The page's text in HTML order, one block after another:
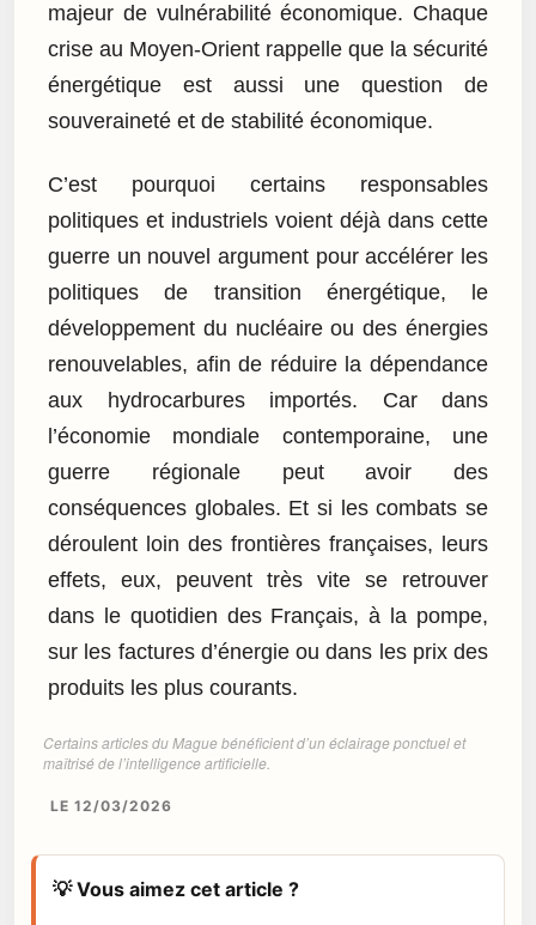
majeur de vulnérabilité économique. Chaque
crise au Moyen-Orient rappelle que la sécurité
énergétique est aussi une question de
souveraineté et de stabilité économique.
C’est pourquoi certains responsables
politiques et industriels voient déjà dans cette
guerre un nouvel argument pour accélérer les
politiques de transition énergétique, le
développement du nucléaire ou des énergies
renouvelables, afin de réduire la dépendance
aux hydrocarbures importés. Car dans
l’économie mondiale contemporaine, une
guerre régionale peut avoir des
conséquences globales. Et si les combats se
déroulent loin des frontières françaises, leurs
effets, eux, peuvent très vite se retrouver
dans le quotidien des Français, à la pompe,
sur les factures d’énergie ou dans les prix des
produits les plus courants.
Certains articles du Mague bénéficient d’un éclairage ponctuel et
maîtrisé de l’intelligence artificielle.
LE 12/03/2026
💡 Vous aimez cet article ?